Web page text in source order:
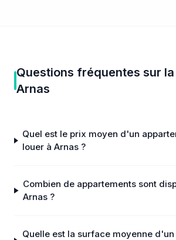
Questions fréquentes sur
Arnas
Quel est le prix moyen d'un
louer à Arnas ?
Combien de appartements sont
Arnas ?
Quelle est la surface moyenne d'un